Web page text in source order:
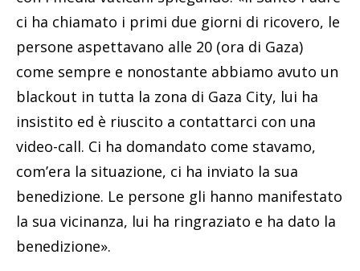
ci ha chiamato i primi due giorni di ricovero, le
persone aspettavano alle 20 (ora di Gaza)
come sempre e nonostante abbiamo avuto un
blackout in tutta la zona di Gaza City, lui ha
insistito ed è riuscito a contattarci con una
video-call. Ci ha domandato come stavamo,
com’era la situazione, ci ha inviato la sua
benedizione. Le persone gli hanno manifestato
la sua vicinanza, lui ha ringraziato e ha dato la
benedizione».